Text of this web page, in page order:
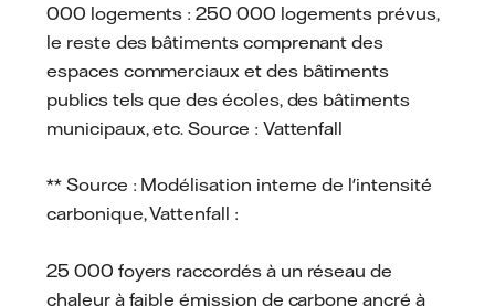
000 logements : 250 000 logements prévus,
le reste des bâtiments comprenant des
espaces commerciaux et des bâtiments
publics tels que des écoles, des bâtiments
municipaux, etc. Source : Vattenfall
** Source : Modélisation interne de l'intensité
carbonique, Vattenfall :
25 000 foyers raccordés à un réseau de
chaleur à faible émission de carbone ancré à